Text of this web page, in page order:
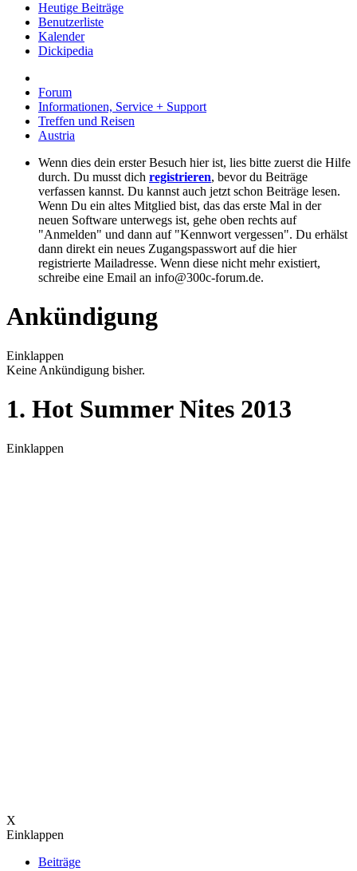
Heutige Beiträge
Benutzerliste
Kalender
Dickipedia
Forum
Informationen, Service + Support
Treffen und Reisen
Austria
Wenn dies dein erster Besuch hier ist, lies bitte zuerst die Hilfe
durch. Du musst dich registrieren, bevor du Beiträge
verfassen kannst. Du kannst auch jetzt schon Beiträge lesen.
Wenn Du ein altes Mitglied bist, das das erste Mal in der
neuen Software unterwegs ist, gehe oben rechts auf
"Anmelden" und dann auf "Kennwort vergessen". Du erhälst
dann direkt ein neues Zugangspasswort auf die hier
registrierte Mailadresse. Wenn diese nicht mehr existiert,
schreibe eine Email an info@300c-forum.de.
Ankündigung
Einklappen
Keine Ankündigung bisher.
1. Hot Summer Nites 2013
Einklappen
X
Einklappen
Beiträge